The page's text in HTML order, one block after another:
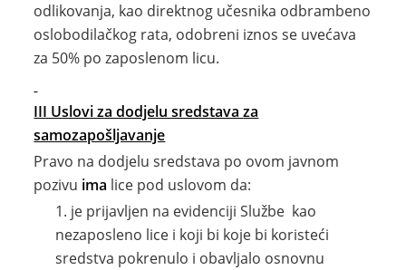
odlikovanja, kao direktnog učesnika odbrambeno
oslobodilačkog rata, odobreni iznos se uvećava
za 50% po zaposlenom licu.
III Uslovi za dodjelu sredstavaza
samozapošljavanje
Pravo na dodjelu sredstava po ovom javnom
pozivu ima lice pod uslovom da:
je prijavljen na evidenciji Službe kao
nezaposleno lice i koji bi koje bi koristeći
sredstva pokrenulo i obavljalo osnovnu